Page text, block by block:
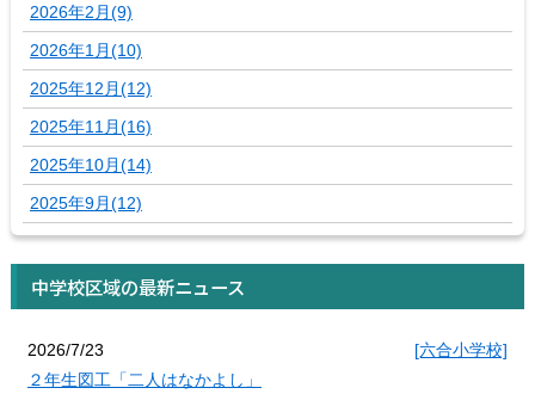
2026年2月(9)
2026年1月(10)
2025年12月(12)
2025年11月(16)
2025年10月(14)
2025年9月(12)
中学校区域の最新ニュース
2026/7/23
[六合小学校]
２年生図工「二人はなかよし」